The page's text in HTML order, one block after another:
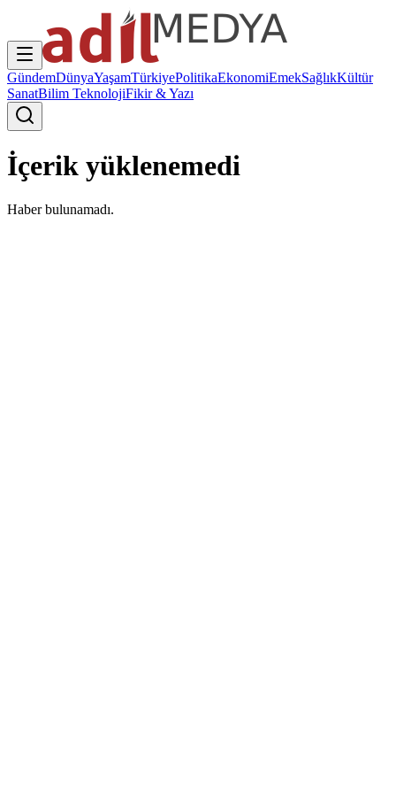
GündemDünyaYaşamTürkiyePolitikaEkonomiEmekSağlıkKültür
SanatBilim TeknolojiFikir & Yazı
İçerik yüklenemedi
Haber bulunamadı.